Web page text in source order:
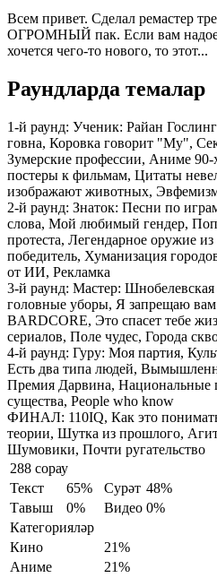
Всем привет. Сделал ремастер
ОГРОМНЫЙ пак. Если вам
хочется чего-то нового, то этот...
Раундларда темалар
1-й раунд: Ученик: Райан
говна, Коровка говорит "Му",
Зумерские профессии, Аниме
постеры к фильмам, Цитаты
изображают животных,
2-й раунд: Знаток: Песни по
слова, Мой любимый гендер,
протеста, Легендарное оружие
победитель, Хуманизация
от ИИ, Рекламка
3-й раунд: Мастер:
головные уборы, Я запрещаю
BARDCORE, Это спасет тебе
сериалов, Поле чудес, Города
4-й раунд: Гуру: Моя партия,
Есть два типа людей,
Премия Дарвина,
существа, People who know
ФИНАЛ: 110IQ, Как это
теории, Шутка из прошлого,
Шумовики, Почти ругательство
288 сорау
Текст
65% Сурәт 48%
Тавыш
0% Видео 0%
Категорияләр
Кино
21%
Аниме
21%